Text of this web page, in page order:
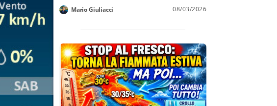
Mario Giuliacci 08/03/2026